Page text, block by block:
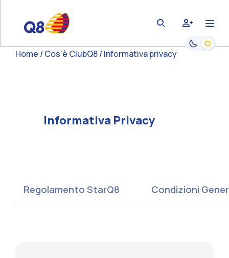
magnifying-glass user-plus bars
Passa
Home Cos'è ClubQ8 Informativa privacy
Informativa Privacy
Regolamento StarQ8 Condizioni